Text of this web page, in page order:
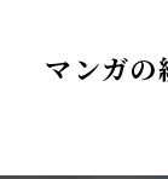
マンガの